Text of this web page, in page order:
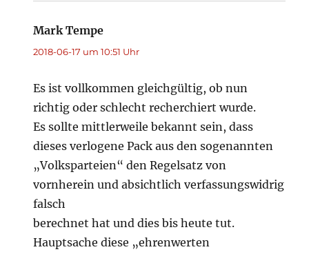
Mark Tempe
2018-06-17 um 10:51 Uhr
Es ist vollkommen gleichgültig, ob nun
richtig oder schlecht recherchiert wurde.
Es sollte mittlerweile bekannt sein, dass
dieses verlogene Pack aus den sogenannten
„Volksparteien“ den Regelsatz von
vornherein und absichtlich verfassungswidrig
falsch
berechnet hat und dies bis heute tut.
Hauptsache diese „ehrenwerten